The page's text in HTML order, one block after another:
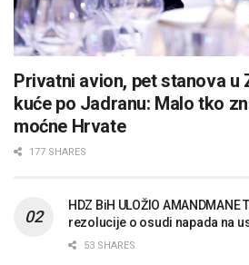
Privatni avion, pet stanova u
kuće po Jadranu: Malo tko
moćne Hrvate
177 SHARES
HDZ BiH ULOŽIO
rezolucije o osudi napada na
53 SHARES